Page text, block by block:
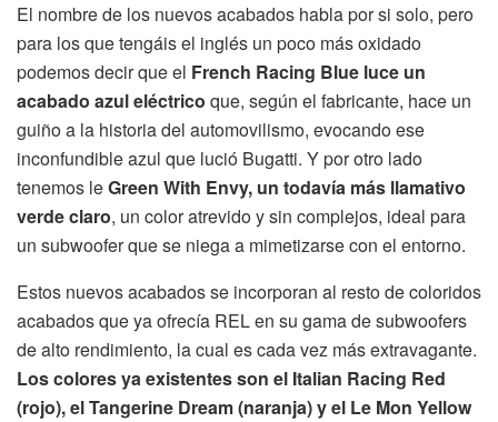
El nombre de los nuevos acabados habla por si solo, pero
para los que tengáis el inglés un poco más oxidado
podemos decir que el French Racing Blue luce un
acabado azul eléctrico que, según el fabricante, hace un
guiño a la historia del automovilismo, evocando ese
inconfundible azul que lució Bugatti. Y por otro lado
tenemos leGreen With Envy, un todavía más llamativo
verde claro, un color atrevido y sin complejos, ideal para
un subwoofer que se niega a mimetizarse con el entorno.
Estos nuevos acabados se incorporan al resto de coloridos
acabados que ya ofrecía REL en su gama de subwoofers
de alto rendimiento, la cual es cada vez más extravagante.
Los colores ya existentes son el Italian Racing Red
(rojo), el Tangerine Dream (naranja) y el Le Mon Yellow